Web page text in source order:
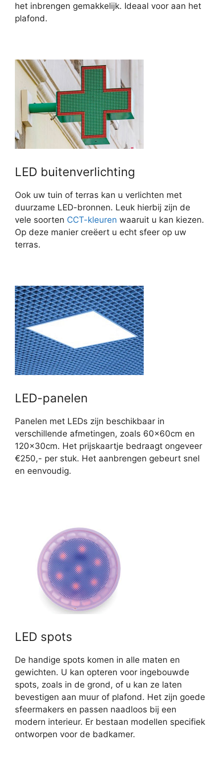
het inbrengen gemakkelijk. Ideaal voor aan het
plafond.
LED buitenverlichting
Ook uw tuin of terras kan u verlichten met
duurzame LED-bronnen. Leuk hierbij zijn de
vele soorten CCT-kleuren waaruit u kan kiezen.
Op deze manier creëert u echt sfeer op uw
terras.
LED-panelen
Panelen met LEDs zijn beschikbaar in
verschillende afmetingen, zoals 60x60cm en
120x30cm. Het prijskaartje bedraagt ongeveer
€250,- per stuk. Het aanbrengen gebeurt snel
en eenvoudig.
LED spots
De handige spots komen in alle maten en
gewichten. U kan opteren voor ingebouwde
spots, zoals in de grond, of u kan ze laten
bevestigen aan muur of plafond. Het zijn goede
sfeermakers en passen naadloos bij een
modern interieur. Er bestaan modellen specifiek
ontworpen voor de badkamer.